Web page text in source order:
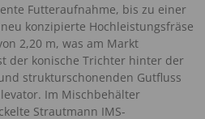
Futteraufnahme, bis zu einer
konzipierte Hochleistungsfräse
2,20 m, was am Markt
der konische Trichter hinter der
strukturschonenden Gutfluss
Im Mischbehälter
Strautmann IMS-